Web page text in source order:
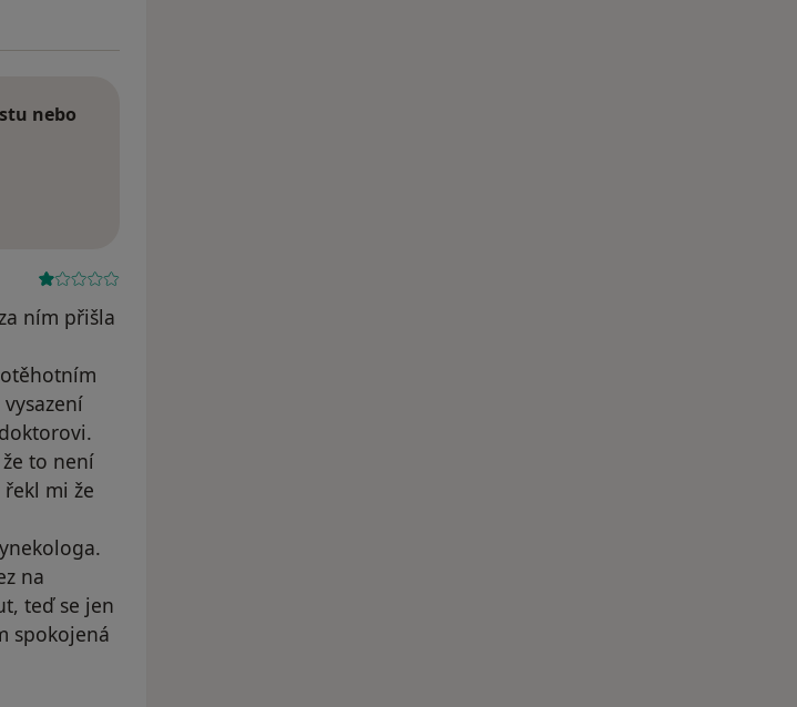
nebo
ním přišla
to není
mi že
na
teď se jen
spokojená